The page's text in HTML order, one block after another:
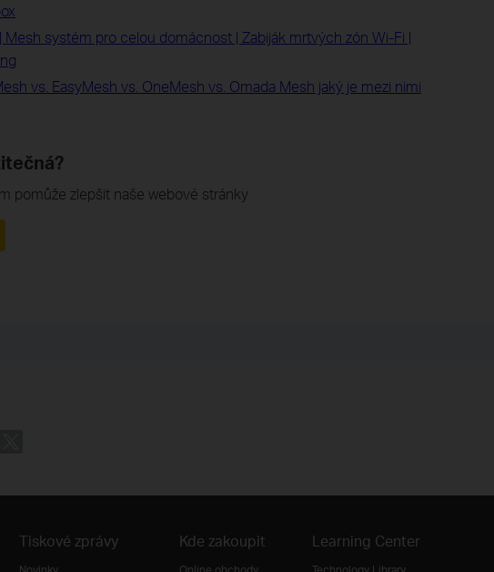
Mesh systém pro celou domácnost | Zabiják mrtvých zón Wi-Fi |
vs. EasyMesh vs. OneMesh vs. Omada Mesh jaký je mezi nimi
pomůže zlepšit naše webové stránky
Tiskové zprávy Kde zakoupit Learning Center